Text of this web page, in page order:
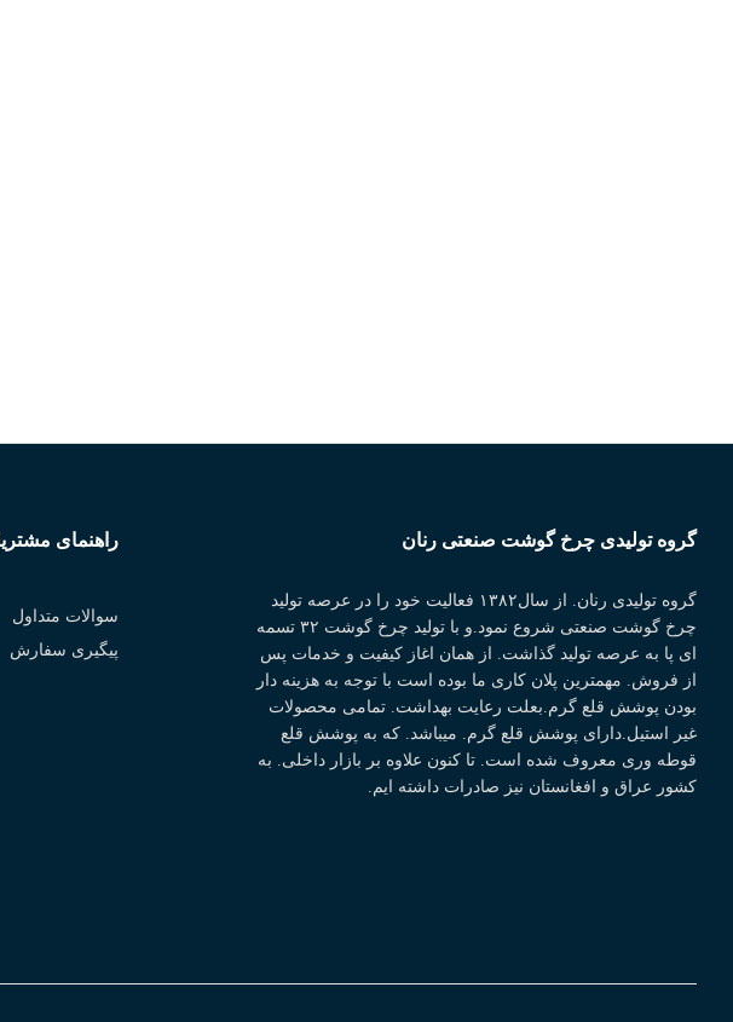
گروه تولیدی چرخ گوشت صنعتی رنان
گروه تولیدی رنان. از سال۱۳۸۲ فعالیت خود را در عرصه تولید
چرخ گوشت صنعتی شروع نمود.و با تولید چرخ گوشت ۳۲ تسمه
ای پا به عرصه تولید گذاشت. از همان اغاز کیفیت و خدمات پس
از فروش. مهمترین پلان کاری ما بوده است با توجه به هزینه دار
بودن پوشش قلع گرم.بعلت رعایت بهداشت. تمامی محصولات
غیر استیل.دارای پوشش قلع گرم. میباشد. که به پوشش قلع
قوطه وری معروف شده است. تا کنون علاوه بر بازار داخلی. به
کشور عراق و افغانستان نیز صادرات داشته ایم.
راهنمای
سوالات متداول
پیگیری سفارش